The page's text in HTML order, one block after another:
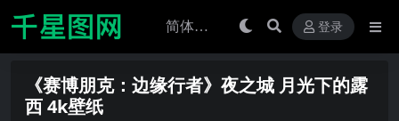
登录
《赛博朋克：边缘行者》夜之城 月光下的露
西 4k壁纸